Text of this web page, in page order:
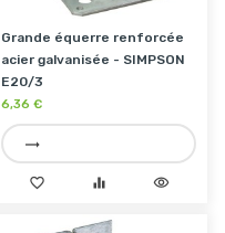
Grande équerre renforcée
acier galvanisée - SIMPSON
E20/3
6,36 €
trending_flat
favorite_border equalizer visibility